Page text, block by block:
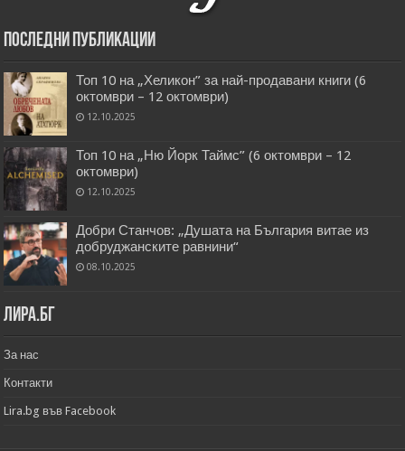
Последни публикации
Топ 10 на „Хеликон” за най-продавани книги (6
октомври – 12 октомври)
12.10.2025
Топ 10 на „Ню Йорк Таймс” (6 октомври – 12
октомври)
12.10.2025
Добри Станчов: „Душата на България витае из
добруджанските равнини“
08.10.2025
Лира.бг
За нас
Контакти
Lira.bg във Facebook